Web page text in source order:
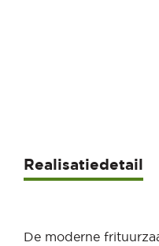
Realisatiedetail
De moderne